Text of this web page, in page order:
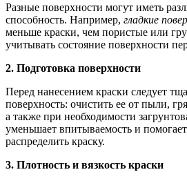
Разные поверхности могут иметь
способность. Например, гладкие
меньше краски, чем пористые или
учитывать состояние поверхности
2. Подготовка поверхности
Перед нанесением краски следует
поверхность: очистить ее от пыли,
а также при необходимости
уменьшает впитываемость и
распределить краску.
3. Плотность и вязкость краски